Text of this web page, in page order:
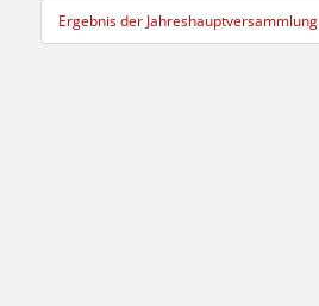
Ergebnis der Jahreshauptversammlung